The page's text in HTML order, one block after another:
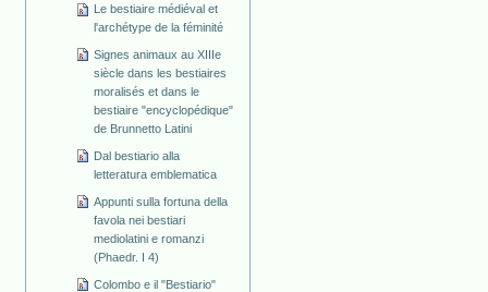
Le bestiaire médiéval et
l'archétype de la féminité
Signes animaux au XIIIe
siècle dans les bestiaires
moralisés et dans le
bestiaire "encyclopédique"
de Brunnetto Latini
Dal bestiario alla
letteratura emblematica
Appunti sulla fortuna della
favola nei bestiari
mediolatini e romanzi
(Phaedr. I 4)
Colombo e il "Bestiario"